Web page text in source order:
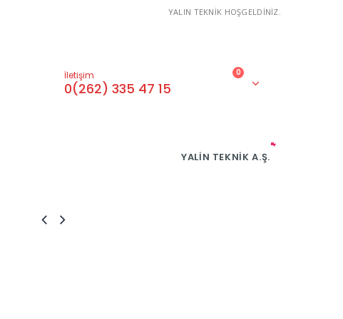
YALIN TEKNİK HOŞGELDİNİZ.
İletişim
0(262) 335 47 15
0
YALIN TEKNIK A.Ş.